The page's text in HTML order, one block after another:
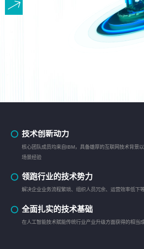
技术创新动力
核心团队成员均来自IBM，具备雄厚的互联网技术背景
场景经验
领跑行业的技术势力
解决企业业务流程繁琐、组织人员冗余、运营效率低下
全面扎实的技术基础
在人工智能技术赋能传统行业产业升级方面获得的相当